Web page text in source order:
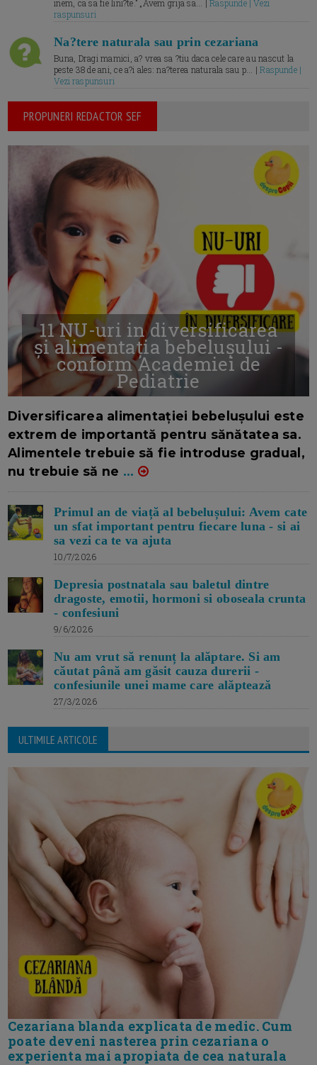
inem, ca sa fie lini?te.” „Avem grija sa... |Raspunde | Vezi
raspunsuri
Na?tere naturala sau prin cezariana
Buna, Dragi mamici, a? vrea sa ?tiu daca cele care au nascut la
peste 38 de ani, ce a?i ales: na?terea naturala sau p... |Raspunde |
Vezi raspunsuri
PROPUNERI REDACTOR SEF
11 NU-uri in diversificarea
și alimentația bebelușului -
conform Academiei de
Pediatrie
Diversificarea alimentației bebelușului este
extrem de importantă pentru sănătatea sa.
Alimentele trebuie să fie introduse gradual,
nu trebuie să ne ...
Primul an de viață al bebelușului: Avem cate
un sfat important pentru fiecare luna - si ai
sa vezi ca te va ajuta
10/7/2026
Depresia postnatala sau baletul dintre
dragoste, emotii, hormoni si oboseala crunta
- confesiuni
9/6/2026
Nu am vrut să renunț la alăptare. Si am
căutat până am găsit cauza durerii -
confesiunile unei mame care alăptează
27/3/2026
ULTIMILE ARTICOLE
Cezariana blanda explicata de medic. Cum
poate deveni nasterea prin cezariana o
experienta mai apropiata de cea naturala